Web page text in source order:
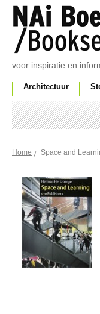
voor inspiratie en
Architectuur
Home Space and